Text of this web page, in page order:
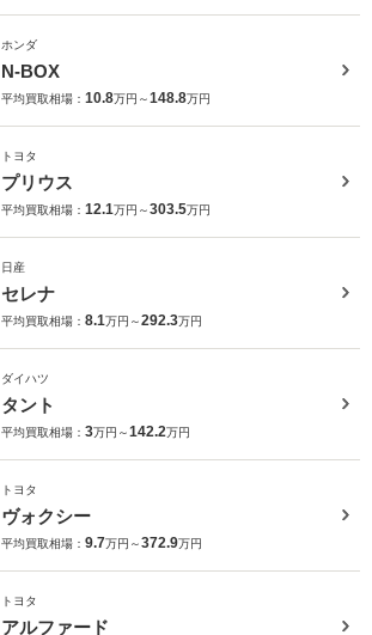
ホンダ
N-BOX
平均買取相場： 10.8万円～148.8万円
トヨタ
プリウス
平均買取相場： 12.1万円～303.5万円
日産
セレナ
平均買取相場： 8.1万円～292.3万円
ダイハツ
タント
平均買取相場： 3万円～142.2万円
トヨタ
ヴォクシー
平均買取相場： 9.7万円～372.9万円
トヨタ
アルファード